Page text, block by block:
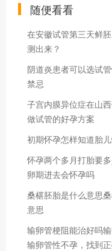
随便看看
在安徽试管第三天鲜
测出来？
阴道炎患者可以选试
禁忌
子宫内膜异位症在山
做试管的好孕方案
初期怀孕怎样知道胎
怀孕两个多月打胎要
卵期进去会怀孕吗
桑椹胚胎是什么意思
意思
输卵管梗阻能治好吗
输卵管性不孕，找到